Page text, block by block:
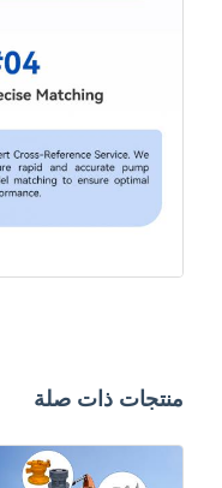
منتجات ذات صلة